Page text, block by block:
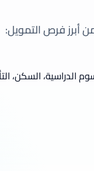
فرص التمويل:
السكن،